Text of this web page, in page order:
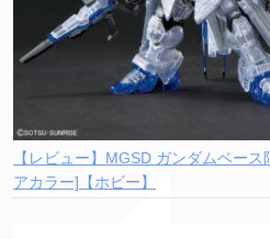
【レビュー】MGSD ガンダムベー
アカラー]【ホビー】